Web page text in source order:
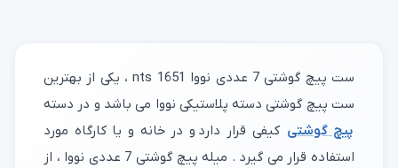
ست پیچ گوشتی 7 عددی نووا nts 1651 ، یکی از بهترین
ست پیچ گوشتی دسته پلاستیکی نووا می باشد و در دسته
پیچ گوشتی کیفی قرار دارد و در خانه و یا کارگاه مورد
استفاده قرار می گیرد . میله پیچ گوشتی 7 عددی نووا ، از